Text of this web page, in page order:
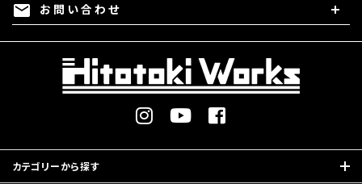
mail お問い合わせ
カテゴリーから探す